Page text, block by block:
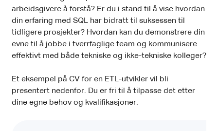
arbeidsgivere å forstå? Er du i stand til å vise hvordan
din erfaring med SQL har bidratt til suksessen til
tidligere prosjekter? Hvordan kan du demonstrere din
evne til å jobbe i tverrfaglige team og kommunisere
effektivt med både tekniske og ikke-tekniske kolleger?
Et eksempel på CV for en ETL-utvikler vil bli
presentert nedenfor. Du er fri til å tilpasse det etter
dine egne behov og kvalifikasjoner.